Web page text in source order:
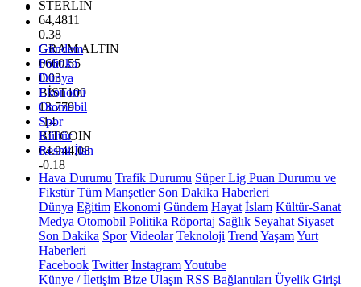
STERLİN
64,4811
0.38
GRAM ALTIN
6660.55
0.03
BİST100
13.779
-14
BITCOIN
64.944,08
-0.18
Gündem
Politika
Dünya
Ekonomi
Otomobil
Spor
Kültür
Resmi İlan
Hava Durumu Trafik Durumu Süper Lig Puan Durumu ve
Fikstür Tüm Manşetler Son Dakika Haberleri
Dünya Eğitim Ekonomi Gündem Hayat İslam Kültür-Sanat
Medya Otomobil Politika Röportaj Sağlık Seyahat Siyaset
Son Dakika Spor Videolar Teknoloji Trend YaşamYurt
Haberleri
Facebook Twitter InstagramYoutube
Künye / İletişim Bize Ulaşın RSS Bağlantıları Üyelik Girişi